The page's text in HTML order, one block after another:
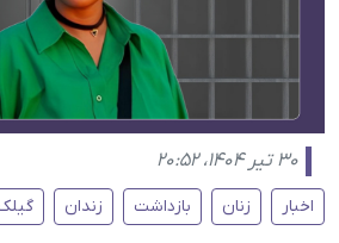
۳۰ تیر ۱۴۰۴، ۲۰:۵۲
اخبار زنان بازداشت زندان